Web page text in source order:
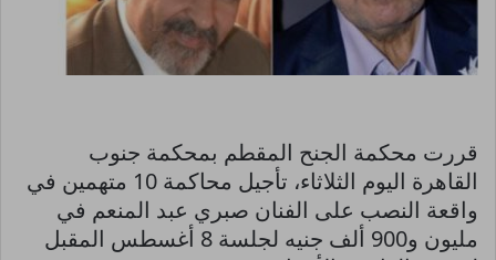
قررت محكمة الجنح المقطم بمحكمة جنوب
القاهرة اليوم الثلاثاء، تأجيل محاكمة 10 متهمين في
واقعة النصب على الفنان صبري عبد المنعم في
مليون و900 ألف جنيه لجلسة 8 أغسطس المقبل